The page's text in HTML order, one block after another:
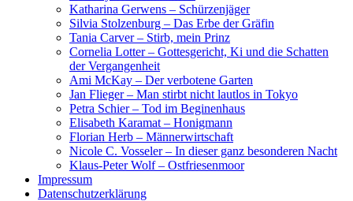
Katharina Gerwens – Schürzenjäger
Silvia Stolzenburg – Das Erbe der Gräfin
Tania Carver – Stirb, mein Prinz
Cornelia Lotter – Gottesgericht, Ki und die Schatten
der Vergangenheit
Ami McKay – Der verbotene Garten
Jan Flieger – Man stirbt nicht lautlos in Tokyo
Petra Schier – Tod im Beginenhaus
Elisabeth Karamat – Honigmann
Florian Herb – Männerwirtschaft
Nicole C. Vosseler – In dieser ganz besonderen Nacht
Klaus-Peter Wolf – Ostfriesenmoor
Impressum
Datenschutzerklärung